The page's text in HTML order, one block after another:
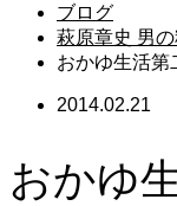
ブログ
萩原章史 男
おかゆ生活第
2014.02.21
おかゆ